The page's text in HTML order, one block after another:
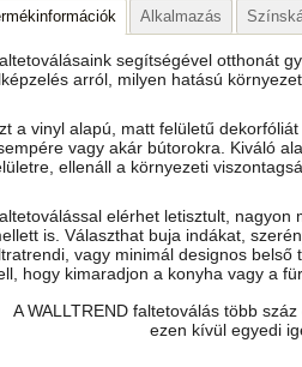
Alkalmazás
segítségével otthonát
arról, milyen hatású
a vinyl alapú, matt felületű
vagy akár bútorokra. Kiváló
ellenáll a környezeti
elérhet letisztult,
is. Választhat buja indákat,
vagy minimál designos
hogy kimaradjon a konyha vagy a
A WALLTREND faltetoválás több
ezen kívül egyedi